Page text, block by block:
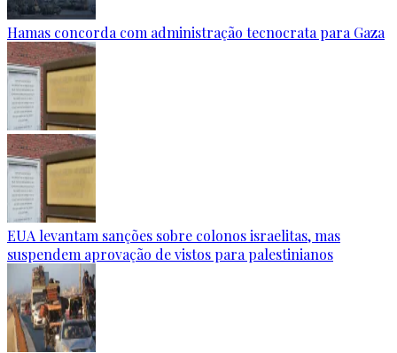
Hamas concorda com administração tecnocrata para Gaza
EUA levantam sanções sobre colonos israelitas, mas
suspendem aprovação de vistos para palestinianos